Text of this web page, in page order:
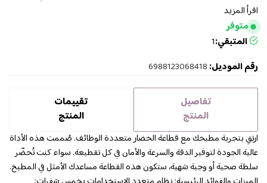
اقرأ المزيد
متوفر
المتبقي:1
رقم الموديل: 6988123068418
تفاصيل
المنتج
تقييمات
المنتج
ارتقِ بتجربة مطبخك مع قطاعة الخضار متعددة الوظائف. صُممت هذه الأداة
عالية الجودة لتوفير الدقة والسرعة والأمان في كل تقطيعة. سواء كنت تُحضّر
سلطة صحية أو وجبة شهية، ستكون هذه القطاعة مساعدك الأمثل في المطبخ.